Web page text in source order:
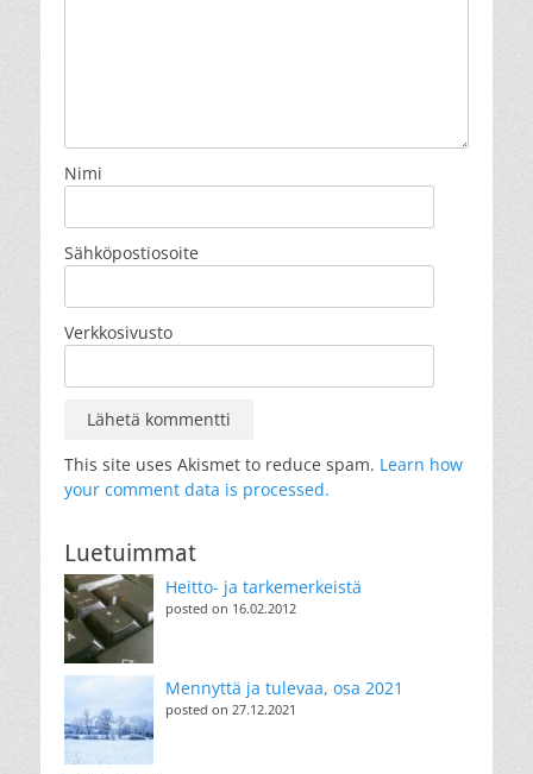
Nimi
Sähköpostiosoite
Verkkosivusto
This site uses Akismet to reduce spam. Learn how
your comment data is processed.
Luetuimmat
Heitto- ja tarkemerkeistä
posted on 16.02.2012
Mennyttä ja tulevaa, osa 2021
posted on 27.12.2021